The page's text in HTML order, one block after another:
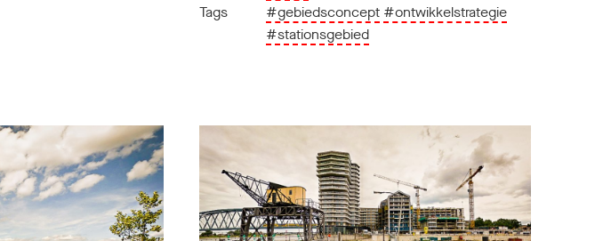
Tags
#gebiedsconcept #ontwikkelstrategie
#stationsgebied